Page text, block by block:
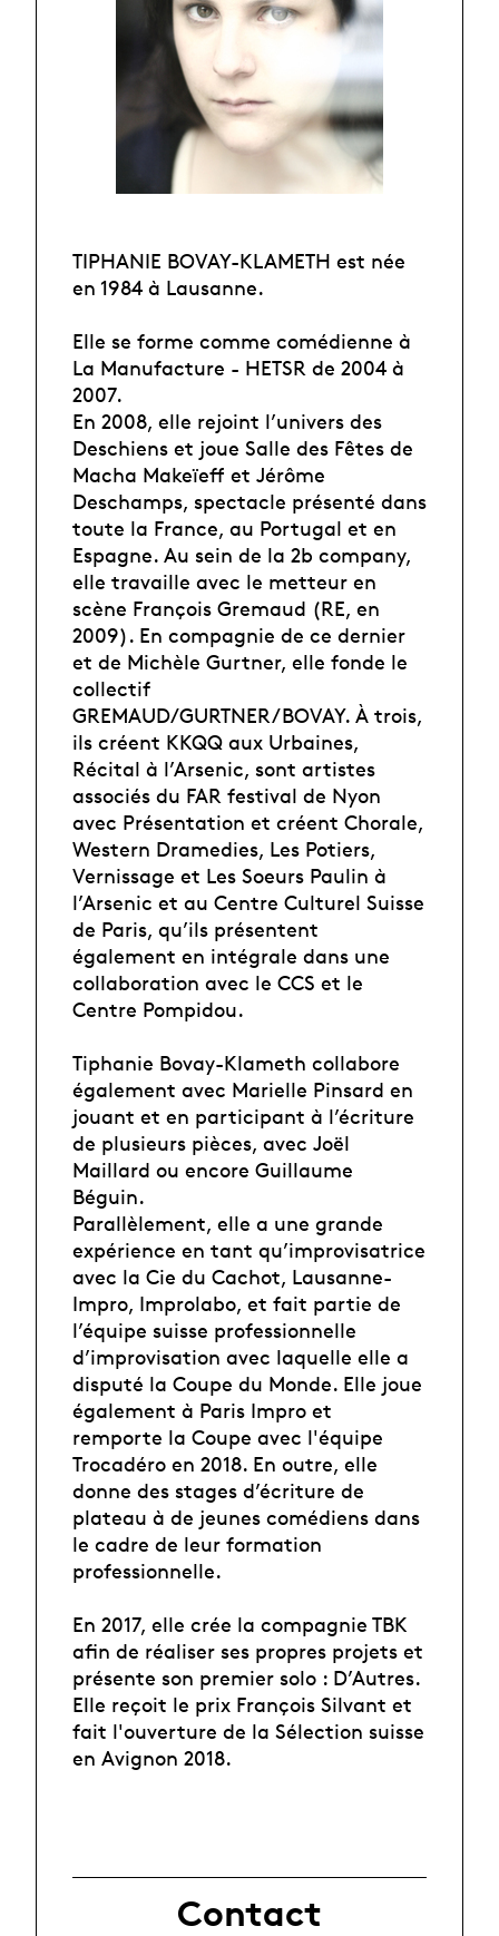
TIPHANIE BOVAY-KLAMETH est née
en 1984 à Lausanne.
Elle se forme comme comédienne à
La Manufacture - HETSR de 2004 à
2007.
En 2008, elle rejoint l’univers des
Deschiens et joue Salle des Fêtes de
Macha Makeïeff et Jérôme
Deschamps, spectacle présenté dans
toute la France, au Portugal et en
Espagne. Au sein de la 2b company,
elle travaille avec le metteur en
scène François Gremaud (RE, en
2009). En compagnie de ce dernier
et de Michèle Gurtner, elle fonde le
collectif
GREMAUD/GURTNER/BOVAY. À trois,
ils créent KKQQ aux Urbaines,
Récital à l’Arsenic, sont artistes
associés du FAR festival de Nyon
avec Présentation et créent Chorale,
Western Dramedies, Les Potiers,
Vernissage et Les Soeurs Paulin à
l’Arsenic et au Centre Culturel Suisse
de Paris, qu’ils présentent
également en intégrale dans une
collaboration avec le CCS et le
Centre Pompidou.
Tiphanie Bovay-Klameth collabore
également avec Marielle Pinsard en
jouant et en participant à l’écriture
de plusieurs pièces, avec Joël
Maillard ou encore Guillaume
Béguin.
Parallèlement, elle a une grande
expérience en tant qu’improvisatrice
avec la Cie du Cachot, Lausanne-
Impro, Improlabo, et fait partie de
l’équipe suisse professionnelle
d’improvisation avec laquelle elle a
disputé la Coupe du Monde. Elle joue
également à Paris Impro et
remporte la Coupe avec l'équipe
Trocadéro en 2018. En outre, elle
donne des stages d’écriture de
plateau à de jeunes comédiens dans
le cadre de leur formation
professionnelle.
En 2017, elle crée la compagnie TBK
afin de réaliser ses propres projets et
présente son premier solo : D’Autres.
Elle reçoit le prix François Silvant et
fait l'ouverture de la Sélection suisse
en Avignon 2018.
Contact